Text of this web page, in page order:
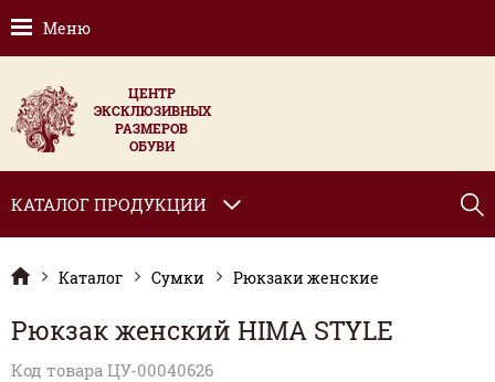
Меню
ЦЕНТР
ЭКСКЛЮЗИВНЫХ
РАЗМЕРОВ
ОБУВИ
КАТАЛОГ ПРОДУКЦИИ
Каталог Сумки Рюкзаки женские
Рюкзак женский HIMA STYLE
Код товара ЦУ-00040626